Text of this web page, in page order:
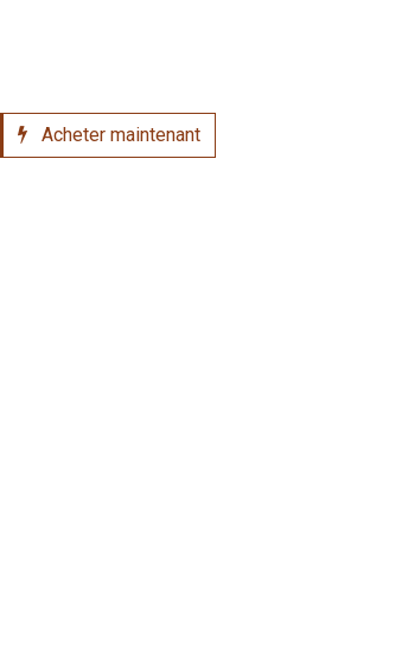
Acheter maintenant